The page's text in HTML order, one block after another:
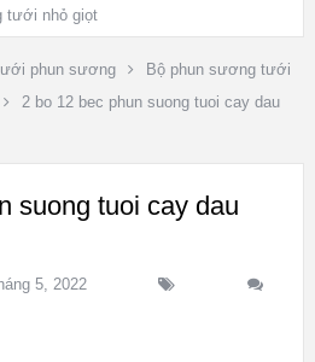
tưới nhỏ giọt
phun sương
Bộ phun sương tưới
2 bo 12 bec phun suong tuoi cay dau
suong tuoi cay dau
5, 2022